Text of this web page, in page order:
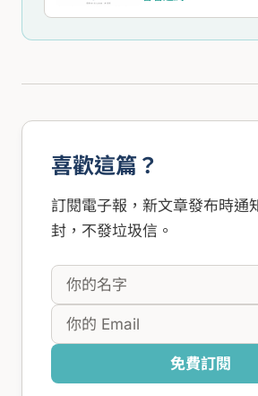
喜歡這篇？
訂閱電子報，新文章發布時通
封，不發垃圾信。
免費訂閱